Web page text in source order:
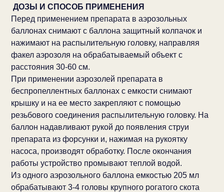
ДОЗЫ И СПОСОБ ПРИМЕНЕНИЯ
Перед применением препарата в аэрозольных
баллонах снимают с баллона защитный колпачок и
нажимают на распылительную головку, направляя
факел аэрозоля на обрабатываемый объект с
расстояния 30-60 см.
При применении аэрозолей препарата в
беспропеллентных баллонах с емкости снимают
крышку и на ее место закрепляют с помощью
резьбового соединения распылительную головку. На
баллон надавливают рукой до появления струи
препарата из форсунки и, нажимая на рукоятку
насоса, производят обработку. После окончания
работы устройство промывают теплой водой.
Из одного аэрозольного баллона емкостью 205 мл
обрабатывают 3-4 головы крупного рогатого скота